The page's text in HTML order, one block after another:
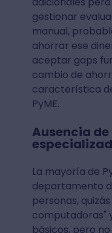
gestionar
manual,
ahorrar ese
aceptar gaps
cambio de
característica
PyME.
Ausencia
La mayoría de
departamento
personas,
computadoras"
básicos, pero